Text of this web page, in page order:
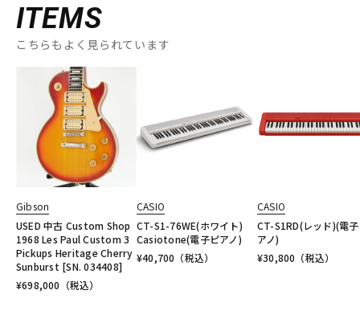
ITEMS
こちらもよく見られています
Gibson
USED 中古 Custom Shop
1968 Les Paul Custom 3
Pickups Heritage Cherry
Sunburst [SN. 034408]
¥698,000 （税込）
CASIO
CT-S1-76WE(ホワイト)
Casiotone(電子ピアノ)
¥40,700 （税込）
CASIO
CT-S1RD(レッド)(電
アノ)
¥30,800 （税込）